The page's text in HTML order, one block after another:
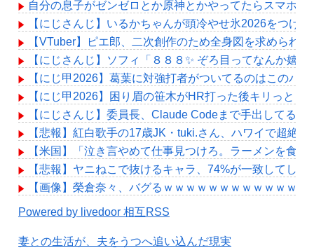
自分の息子がゼンゼロとか原神とかやってたらスマホ破
【にじさんじ】いるかちゃんが頭冷やせ氷2026をつけ
【VTuber】ピエ郎、二次創作のため全身図を求めら
【にじさんじ】ソフィ「８８８✨ ぞろ目ってなんか嬉
【にじ甲2026】葛葉に対強打者がついてるのはこのバ
【にじ甲2026】困り眉の笹木がHR打った後キリっと
【にじさんじ】委員長、Claude Codeまで手出してる
【悲報】紅白歌手の17歳JK・tuki.さん、ハワイで超絶
【米国】「泣き言やめて仕事見つけろ。ラーメンを食
【悲報】ヤニねこで抜けるキャラ、74%が一致してしま
【画像】榮倉奈々、バグるｗｗｗｗｗｗｗｗｗｗｗｗｗ
Powered by livedoor 相互RSS
妻との生活が、夫をうつへ追い込んだ現実